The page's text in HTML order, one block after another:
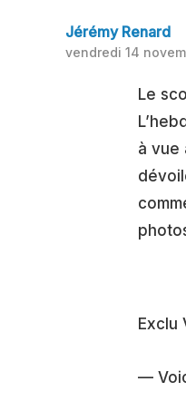
Jérémy Renard
vendredi 14
Le
à vue
Exclu
—